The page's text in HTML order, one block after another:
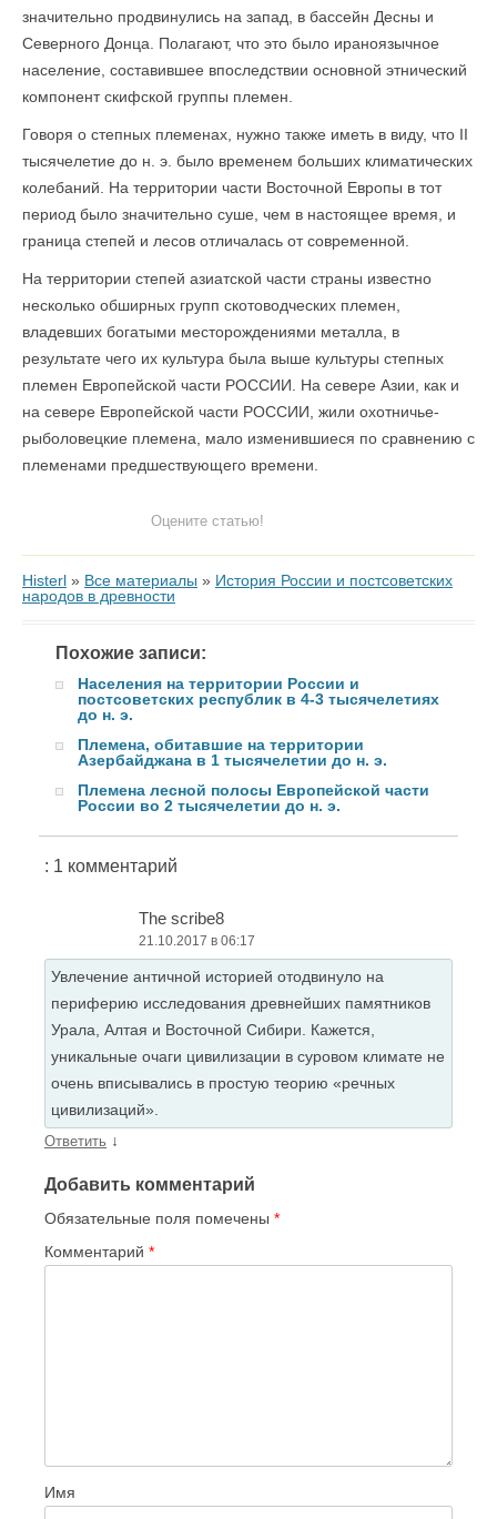
значительно продвинулись на запад, в бассейн Десны и
Северного Донца. Полагают, что это было ираноязычное
население, составившее впоследствии основной этнический
компонент скифской группы племен.
Говоря о степных племенах, нужно также иметь в виду, что II
тысячелетие до н. э. было временем больших климатических
колебаний. На территории части Восточной Европы в тот
период было значительно суше, чем в настоящее время, и
граница степей и лесов отличалась от современной.
На территории степей азиатской части страны известно
несколько обширных групп скотоводческих племен,
владевших богатыми месторождениями металла, в
результате чего их культура была выше культуры степных
племен Европейской части РОССИИ. На севере Азии, как и
на севере Европейской части РОССИИ, жили охотничье-
рыболовецкие племена, мало изменившиеся по сравнению с
племенами предшествующего времени.
Оцените статью!
Histerl » Все материалы » История России и постсоветских
народов в древности
Похожие записи:
Населения на территории России и
постсоветских республик в 4-3 тысячелетиях
до н. э.
Племена, обитавшие на территории
Азербайджана в 1 тысячелетии до н. э.
Племена лесной полосы Европейской части
России во 2 тысячелетии до н. э.
: 1 комментарий
Тhe scribe8
21.10.2017 в 06:17
Увлечение античной историей отодвинуло на
периферию исследования древнейших памятников
Урала, Алтая и Восточной Сибири. Кажется,
уникальные очаги цивилизации в суровом климате не
очень вписывались в простую теорию «речных
цивилизаций».
Ответить ↓
Добавить комментарий
Обязательные поля помечены *
Комментарий *
Имя